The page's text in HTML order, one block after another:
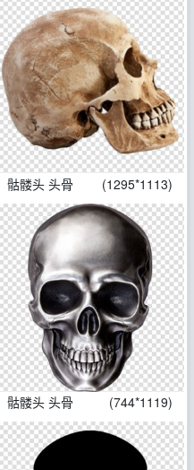
骷髅头 头骨 (1295*1113)
骷髅头 头骨 (744*1119)